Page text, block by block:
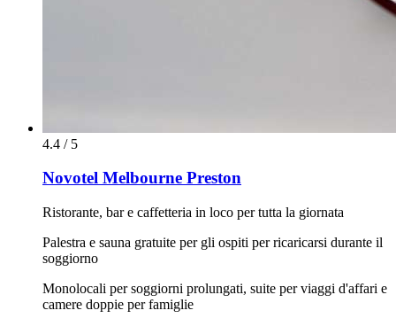
4.4 / 5
Novotel Melbourne Preston
Ristorante, bar e caffetteria in loco per tutta la giornata
Palestra e sauna gratuite per gli ospiti per ricaricarsi durante il
soggiorno
Monolocali per soggiorni prolungati, suite per viaggi d'affari e
camere doppie per famiglie